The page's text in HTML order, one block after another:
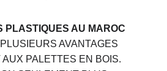
PLASTIQUES AU MAROC
AVANTAGES
PALETTES EN BOIS.